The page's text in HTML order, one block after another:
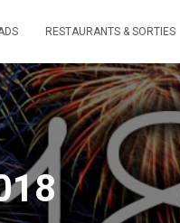
RESTAURANTS & SORTIES